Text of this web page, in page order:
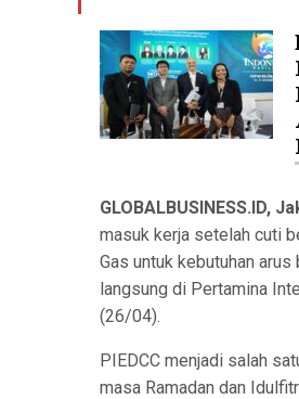
GLOBALBUSINESS.ID,
masuk kerja setelah cuti
Gas untuk kebutuhan
langsung di Pertamina
(26/04).
PIEDCC menjadi salah
masa Ramadan dan